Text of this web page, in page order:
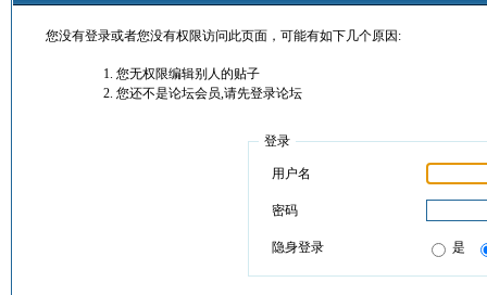
您没有登录或者您没有权限访问此页面，可能有如下几个原因:
您无权限编辑别人的贴子
您还不是论坛会员,请先登录论坛
登录
用户名
密码
隐身登录 是